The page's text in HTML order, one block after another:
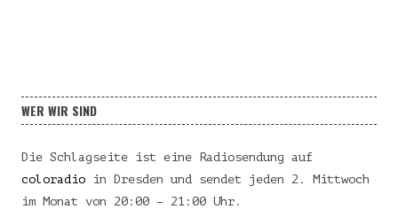
WER WIR SIND
Die Schlagseite ist eine Radiosendung auf
coloradio in Dresden und sendet jeden 2. Mittwoch
im Monat von 20:00 – 21:00 Uhr.